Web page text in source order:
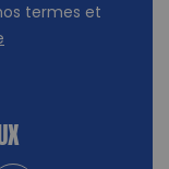
termes et